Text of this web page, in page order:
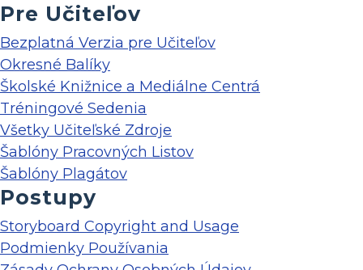
Pre Učiteľov
Bezplatná Verzia pre Učiteľov
Okresné Balíky
Školské Knižnice a Mediálne Centrá
Tréningové Sedenia
Všetky Učiteľské Zdroje
Šablóny Pracovných Listov
Šablóny Plagátov
Postupy
Storyboard Copyright and Usage
Podmienky Používania